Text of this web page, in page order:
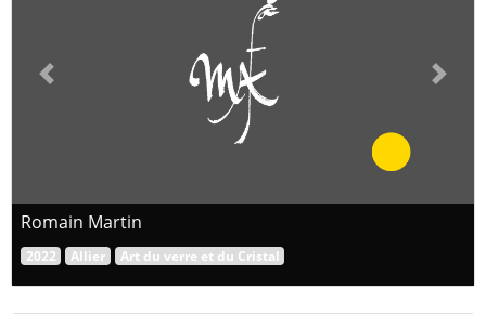
Previous Next
Romain Martin
2022 Allier Art du verre et du Cristal